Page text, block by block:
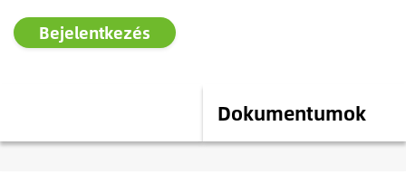
Bejelentkezés
Dokumentumok